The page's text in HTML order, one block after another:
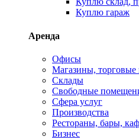
Куплю гараж
Аренда
Офисы
Магазины,
Склады
Свободные
Сфера услуг
Производства
Рестораны, бары,
Бизнес